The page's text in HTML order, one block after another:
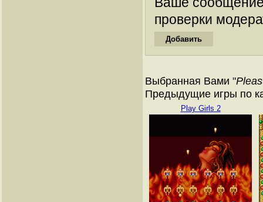
проверки
Выбранная Вами "
Предыдущие игры по
Play Girls 2